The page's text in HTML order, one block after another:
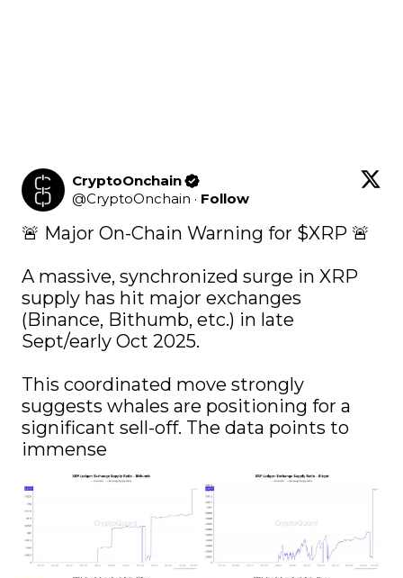
CryptoOnchain
@CryptoOnchain · Follow
🚨 Major On-Chain Warning for $XRP 🚨
A massive, synchronized surge in XRP
supply has hit major exchanges
(Binance, Bithumb, etc.) in late
Sept/early Oct 2025.
This coordinated move strongly
suggests whales are positioning for a
significant sell-off. The data points to
immense